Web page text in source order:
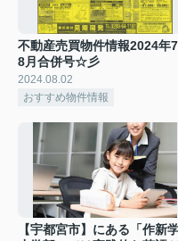
不動産売買物件情報2024年7
8月合併号☆彡
2024.08.02
おすすめ物件情報
【宇都宮市】にある「作新